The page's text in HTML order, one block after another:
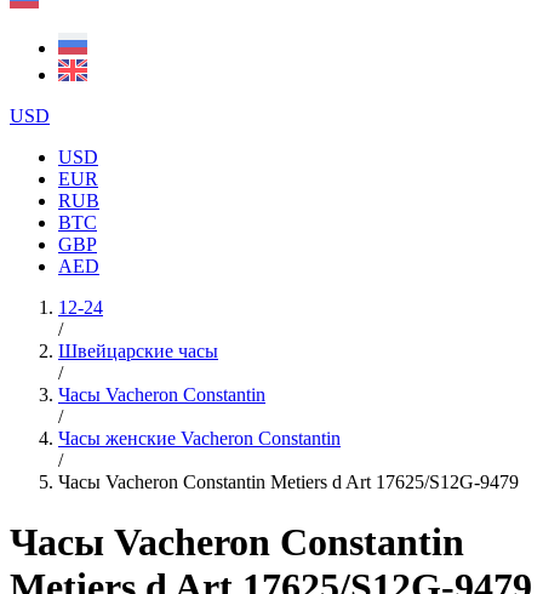
USD
USD
EUR
RUB
BTC
GBP
AED
12-24
/
Швейцарские часы
/
Часы Vacheron Constantin
/
Часы женские Vacheron Constantin
/
Часы Vacheron Constantin Metiers d Art 17625/S12G-9479
Часы Vacheron Constantin